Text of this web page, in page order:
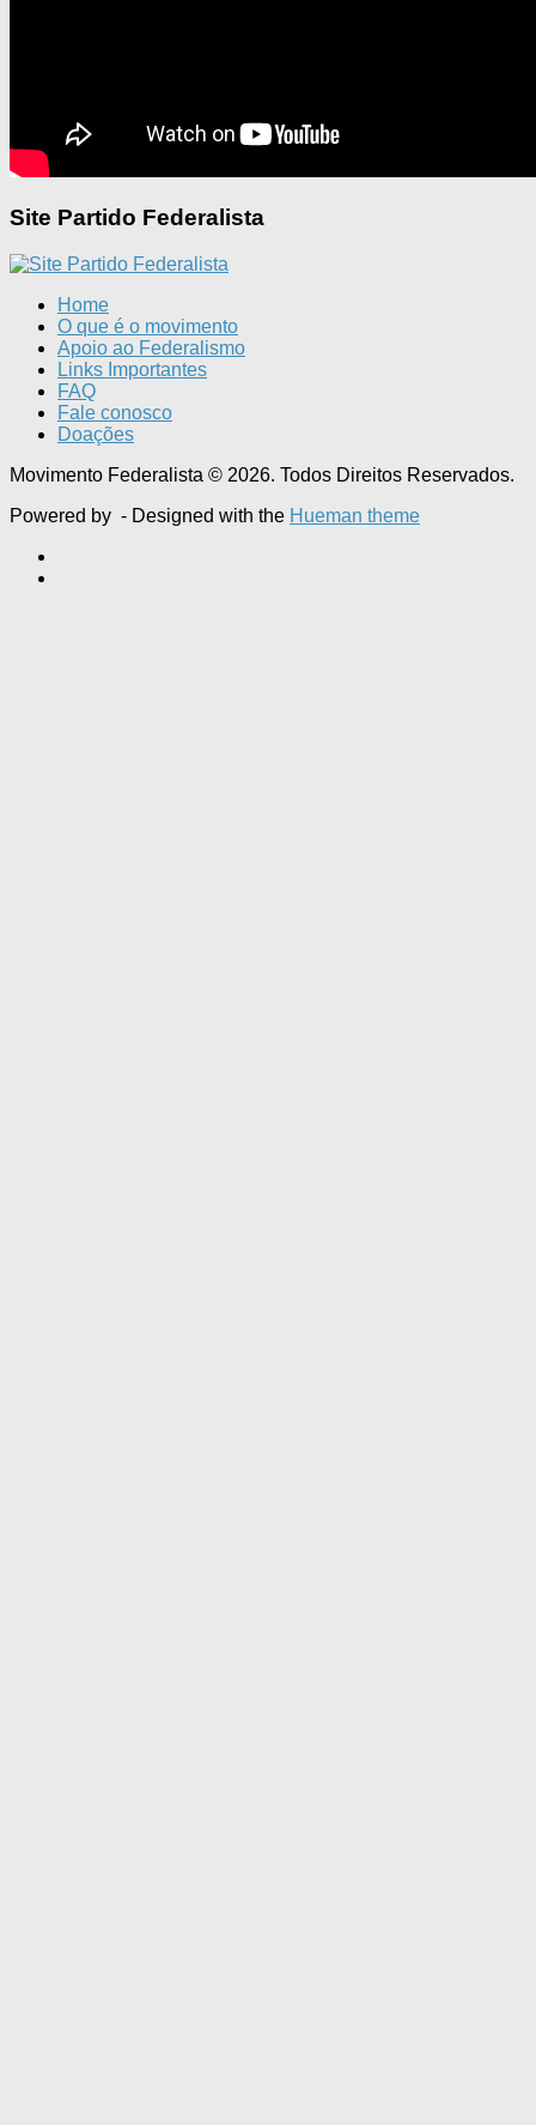
Site Partido Federalista
Home
O que é o movimento
Apoio ao Federalismo
Links Importantes
FAQ
Fale conosco
Doações
Movimento Federalista © 2026. Todos Direitos Reservados.
Powered by - Designed with the Hueman theme